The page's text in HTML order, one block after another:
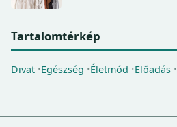
Tartalomtérkép
Divat Egészség Életmód Előadás